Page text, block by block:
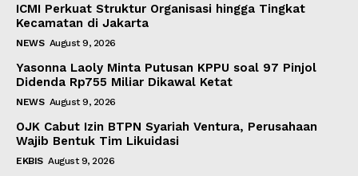
ICMI Perkuat Struktur Organisasi hingga Tingkat
Kecamatan di Jakarta
NEWS August 9, 2026
Yasonna Laoly Minta Putusan KPPU soal 97 Pinjol
Didenda Rp755 Miliar Dikawal Ketat
NEWS August 9, 2026
OJK Cabut Izin BTPN Syariah Ventura, Perusahaan
Wajib Bentuk Tim Likuidasi
EKBIS August 9, 2026